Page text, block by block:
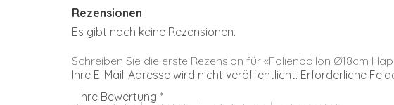
Rezensionen
Es gibt noch keine Rezensionen.
Schreiben Sie die erste Rezension für «Folienballon Ø18cm
Ihre E-Mail-Adresse wird nicht veröffentlicht. Erforderliche
Ihre Bewertung *